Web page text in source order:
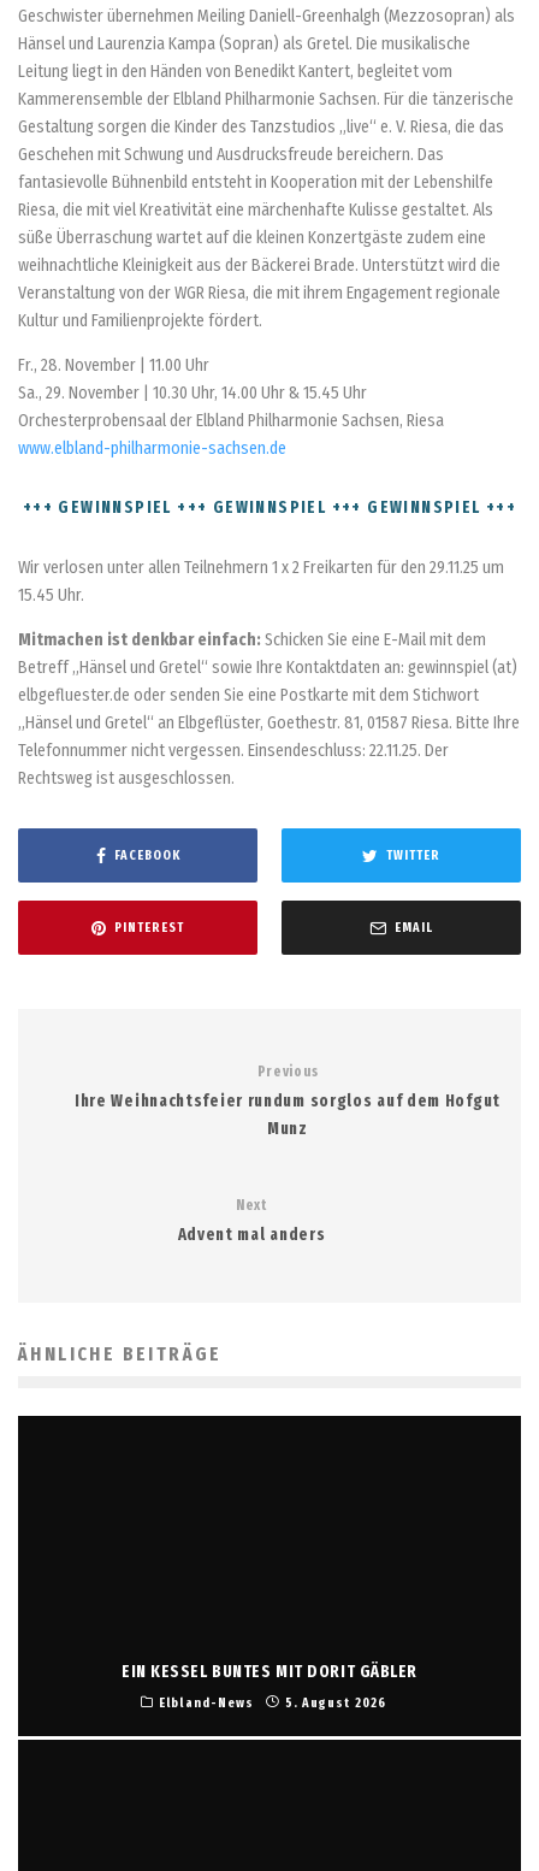
Geschwister übernehmen Meiling Daniell-Greenhalgh (Mezzosopran) als
Hänsel und Laurenzia Kampa (Sopran) als Gretel. Die musikalische
Leitung liegt in den Händen von Benedikt Kantert, begleitet vom
Kammerensemble der Elbland Philharmonie Sachsen. Für die tänzerische
Gestaltung sorgen die Kinder des Tanzstudios „live“ e. V. Riesa, die das
Geschehen mit Schwung und Ausdrucksfreude bereichern. Das
fantasievolle Bühnenbild entsteht in Kooperation mit der Lebenshilfe
Riesa, die mit viel Kreativität eine märchenhafte Kulisse gestaltet. Als
süße Überraschung wartet auf die kleinen Konzertgäste zudem eine
weihnachtliche Kleinigkeit aus der Bäckerei Brade. Unterstützt wird die
Veranstaltung von der WGR Riesa, die mit ihrem Engagement regionale
Kultur und Familienprojekte fördert.
Fr., 28. November | 11.00 Uhr
Sa., 29. November | 10.30 Uhr, 14.00 Uhr & 15.45 Uhr
Orchesterprobensaal der Elbland Philharmonie Sachsen, Riesa
www.elbland-philharmonie-sachsen.de
+++ GEWINNSPIEL +++ GEWINNSPIEL +++ GEWINNSPIEL +++
Wir verlosen unter allen Teilnehmern 1 x 2 Freikarten für den 29.11.25 um
15.45 Uhr.
Mitmachen ist denkbar einfach: Schicken Sie eine E-Mail mit dem
Betreff „Hänsel und Gretel“ sowie Ihre Kontaktdaten an: gewinnspiel (at)
elbgefluester.de oder senden Sie eine Postkarte mit dem Stichwort
„Hänsel und Gretel“ an Elbgeflüster, Goethestr. 81, 01587 Riesa. Bitte Ihre
Telefonnummer nicht vergessen. Einsendeschluss: 22.11.25. Der
Rechtsweg ist ausgeschlossen.
FACEBOOK TWITTER
PINTEREST EMAIL
Previous
Ihre Weihnachtsfeier rundum sorglos auf dem Hofgut
Munz
Next
Advent mal anders
ÄHNLICHE BEITRÄGE
EIN KESSEL BUNTES MIT DORIT GÄBLER
Elbland-News 5. August 2026